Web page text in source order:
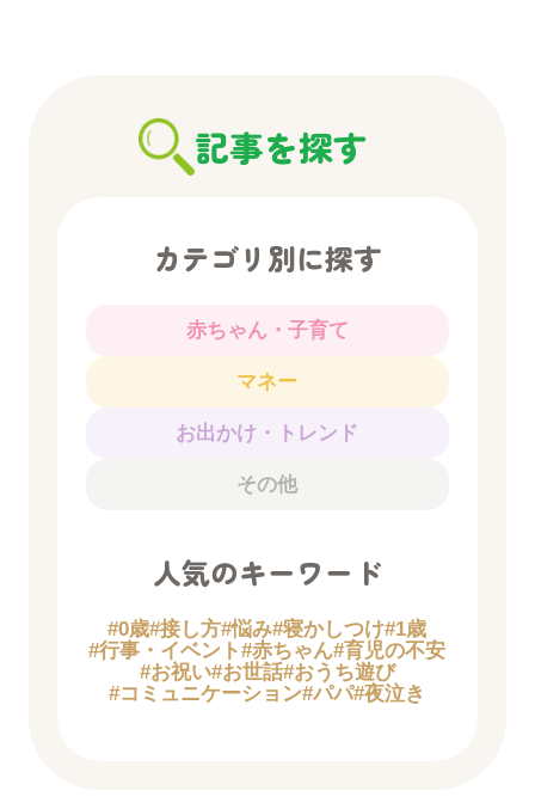
記事を探す
カテゴリ別に探す
赤ちゃん・子育て
マネー
お出かけ・トレンド
その他
人気のキーワード
#0歳#接し方#悩み#寝かしつけ#1歳
#行事・イベント#赤ちゃん#育児の不安
#お祝い#お世話#おうち遊び
#コミュニケーション#パパ#夜泣き